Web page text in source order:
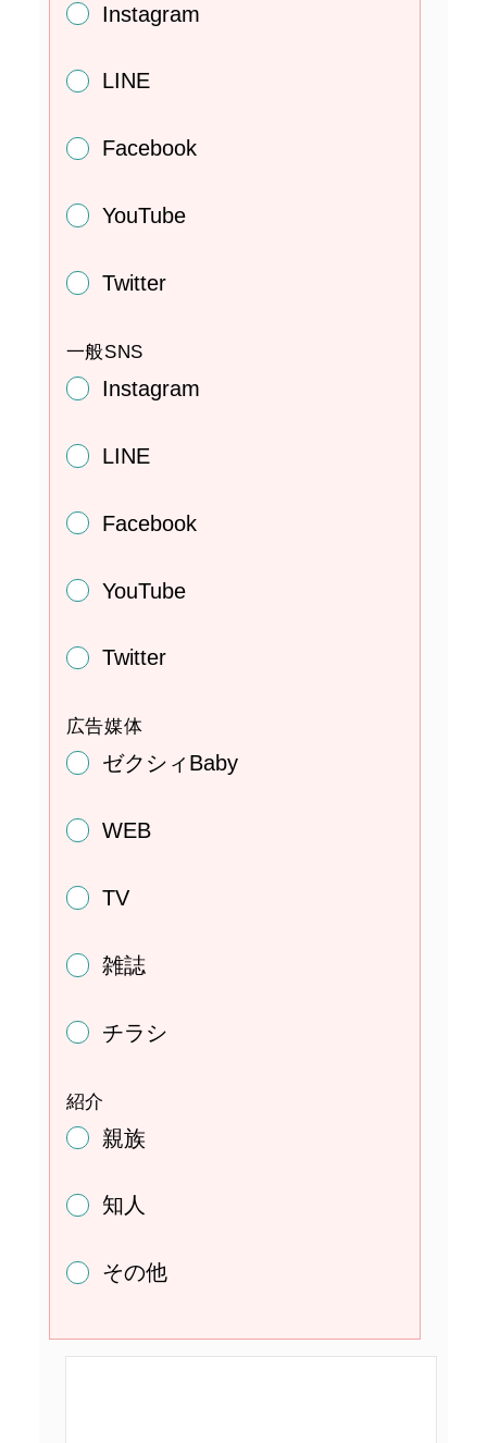
Instagram
LINE
Facebook
YouTube
Twitter
一般SNS
Instagram
LINE
Facebook
YouTube
Twitter
広告媒体
ゼクシィBaby
WEB
TV
雑誌
チラシ
紹介
親族
知人
その他